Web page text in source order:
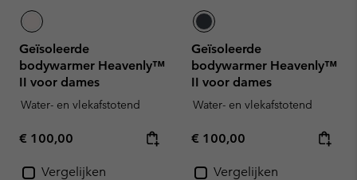
Geïsoleerde
bodywarmer Heavenly™
II voor dames
Water- en vlekafstotend
Regular price:
€ 100,00
Vergelijken
Geïsoleerde
bodywarmer Heavenly™
II voor dames
Water- en vlekafstotend
Regular price:
€ 100,00
Vergelijken